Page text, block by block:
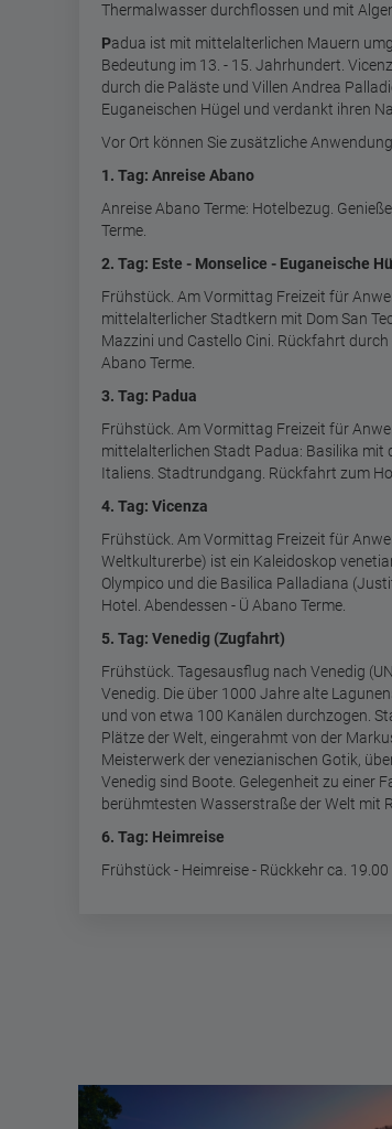
Thermalwasser durchflossen und mit
Padua ist mit mittelalterlichen Mauern
Bedeutung im 13. - 15. Jahrhundert.
durch die Paläste und Villen Andrea
Euganeischen Hügel und verdankt ihren
Vor Ort können Sie zusätzliche
1. Tag: Anreise Abano
Anreise Abano Terme: Hotelbezug.
Terme.
2. Tag: Este - Monselice - Euganeische
Frühstück. Am Vormittag Freizeit für
mittelalterlicher Stadtkern mit Dom San
Mazzini und Castello Cini. Rückfahrt
Abano Terme.
3. Tag: Padua
Frühstück. Am Vormittag Freizeit für
mittelalterlichen Stadt Padua: Basilika mit
Italiens. Stadtrundgang. Rückfahrt zum
4. Tag: Vicenza
Frühstück. Am Vormittag Freizeit für
Weltkulturerbe) ist ein Kaleidoskop
Olympico und die Basilica Palladiana
Hotel. Abendessen - Ü Abano Terme.
5. Tag: Venedig (Zugfahrt)
Frühstück. Tagesausflug nach Venedig
Venedig. Die über 1000 Jahre alte
und von etwa 100 Kanälen durchzogen.
Plätze der Welt, eingerahmt von der
Meisterwerk der venezianischen Gotik,
Venedig sind Boote. Gelegenheit zu einer
berühmtesten Wasserstraße der Welt mit
6. Tag: Heimreise
Frühstück - Heimreise - Rückkehr ca.